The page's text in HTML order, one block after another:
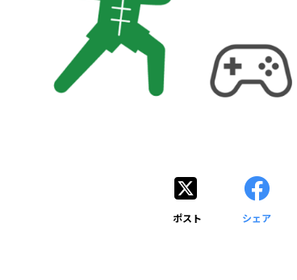
ポスト シェア